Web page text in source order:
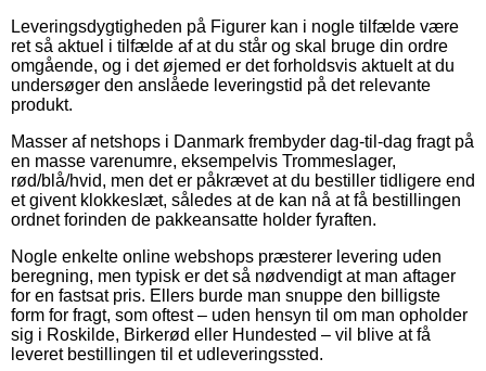
Leveringsdygtigheden på Figurer kan i nogle tilfælde være
ret så aktuel i tilfælde af at du står og skal bruge din ordre
omgående, og i det øjemed er det forholdsvis aktuelt at du
undersøger den anslåede leveringstid på det relevante
produkt.
Masser af netshops i Danmark frembyder dag-til-dag fragt på
en masse varenumre, eksempelvis Trommeslager,
rød/blå/hvid, men det er påkrævet at du bestiller tidligere end
et givent klokkeslæt, således at de kan nå at få bestillingen
ordnet forinden de pakkeansatte holder fyraften.
Nogle enkelte online webshops præsterer levering uden
beregning, men typisk er det så nødvendigt at man aftager
for en fastsat pris. Ellers burde man snuppe den billigste
form for fragt, som oftest – uden hensyn til om man opholder
sig i Roskilde, Birkerød eller Hundested – vil blive at få
leveret bestillingen til et udleveringssted.